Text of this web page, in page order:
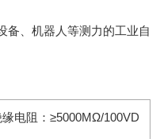
备、机器人等测力的工业自
缘电阻：≥5000MΩ/100VD